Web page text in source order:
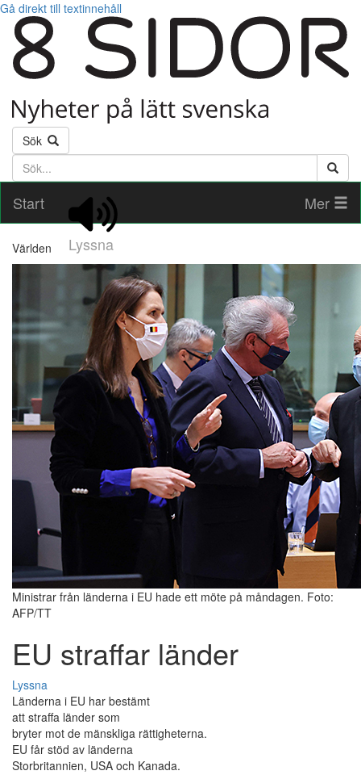
Gå direkt till textinnehåll
Sök
Söktext
Start
Lyssna
Mer
Världen
Ministrar från länderna i EU hade ett möte på måndagen. Foto:
AFP/TT
EU straffar länder
Lyssna
Länderna i EU har bestämt
att straffa länder som
bryter mot de mänskliga rättigheterna.
EU får stöd av länderna
Storbritannien, USA och Kanada.